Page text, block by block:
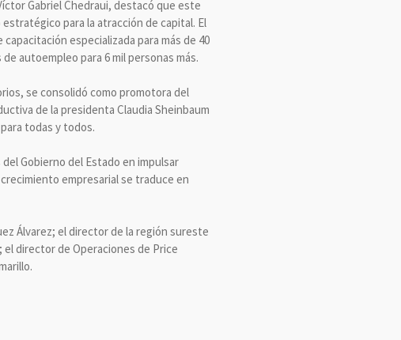
Gabriel Chedraui, destacó que este
para la atracción de capital. El
especializada para más de 40
autoempleo para 6 mil personas más.
se consolidó como promotora del
de la presidenta Claudia Sheinbaum
todas y todos.
Gobierno del Estado en impulsar
empresarial se traduce en
Álvarez; el director de la región sureste
director de Operaciones de Price